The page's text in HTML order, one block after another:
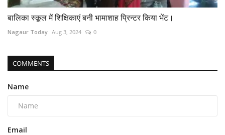
बालिका स्कूल में शिक्षिकाएं बनी भामाशाह प्रिन्टर किया भेंट।
Nagaur Today Aug 3, 2024 0
COMMENTS
Name
Email